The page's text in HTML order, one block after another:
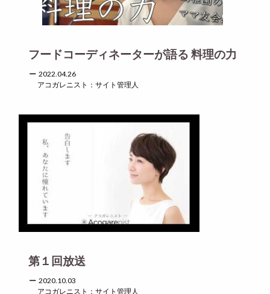
フードコーディネーターが語る 料理の力
2022.04.26
アコガレニスト：サイト管理人
第１回放送
2020.10.03
アコガレニスト：サイト管理人